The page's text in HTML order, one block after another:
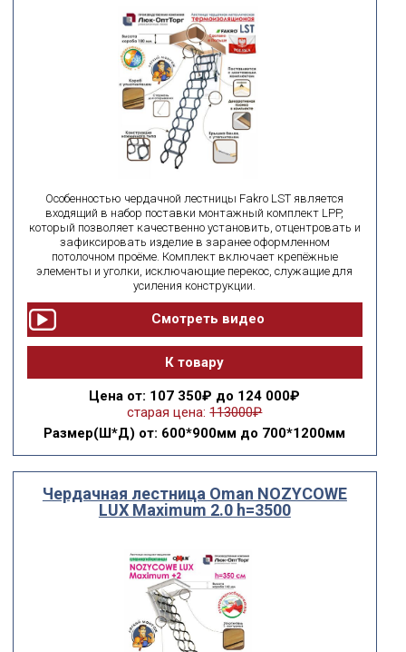
Особенностью чердачной лестницы Fakro LST является
входящий в набор поставки монтажный комплект LPP,
который позволяет качественно установить, отцентровать и
зафиксировать изделие в заранее оформленном
потолочном проёме. Комплект включает крепёжные
элементы и уголки, исключающие перекос, служащие для
усиления конструкции.
К товару
Цена от: 107 350₽ до 124 000₽
старая цена: 113000₽
Размер(Ш*Д) от: 600*900мм до 700*1200мм
Чердачная лестница Oman NOZYCOWE
LUX Maximum 2.0 h=3500